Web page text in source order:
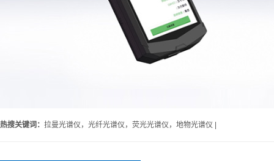
热搜关键词： 拉曼光谱仪，光纤光谱仪，荧光光谱仪，地物光谱仪 |